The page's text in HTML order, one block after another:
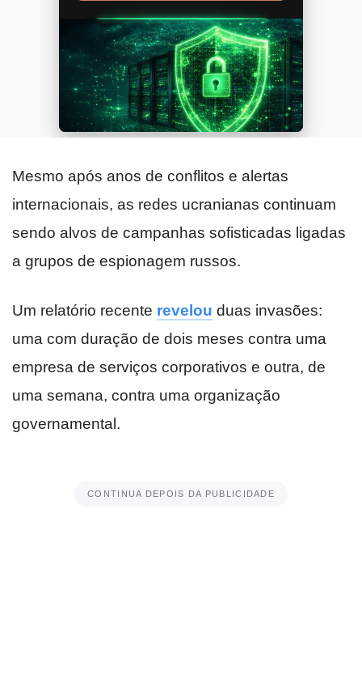
Mesmo após anos de conflitos e alertas
internacionais, as redes ucranianas continuam
sendo alvos de campanhas sofisticadas ligadas
a grupos de espionagem russos.
Um relatório recente revelou duas invasões:
uma com duração de dois meses contra uma
empresa de serviços corporativos e outra, de
uma semana, contra uma organização
governamental.
CONTINUA DEPOIS DA PUBLICIDADE